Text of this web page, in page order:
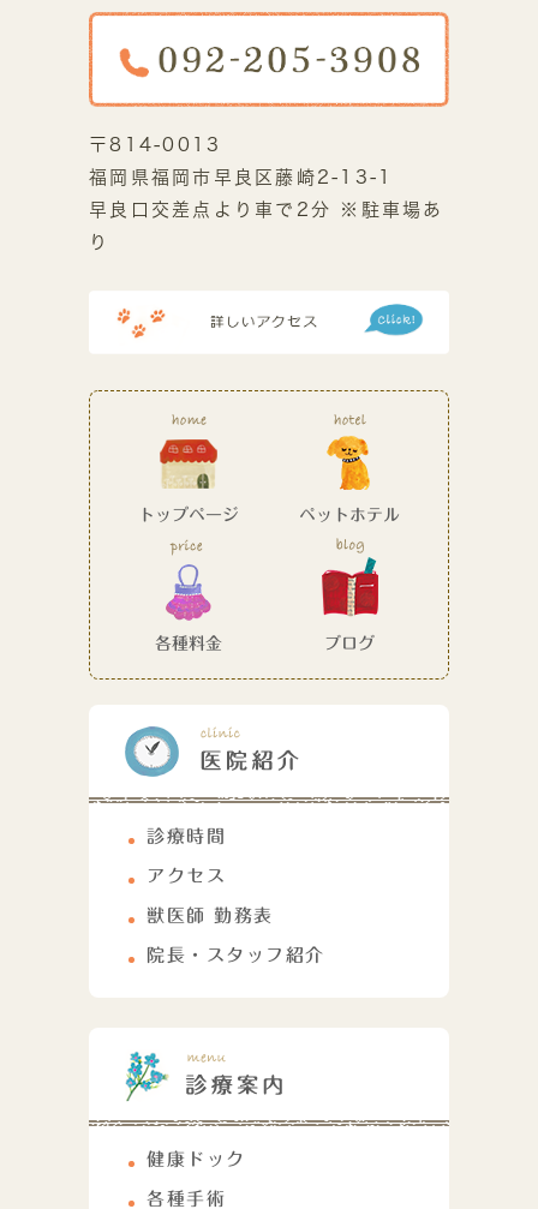
〒814-0013
福岡県福岡市早良区藤崎2-13-1
早良口交差点より車で2分 ※駐車場あ
り
トップページ ペットホテル
各種料金 ブログ
診療時間
アクセス
獣医師 勤務表
院長・スタッフ紹介
健康ドック
各種手術